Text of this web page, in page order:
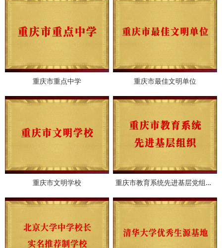
重庆市重点中学 重庆市最佳文明单位
重庆市文明学校 重庆市教育系统先进基层党组织..